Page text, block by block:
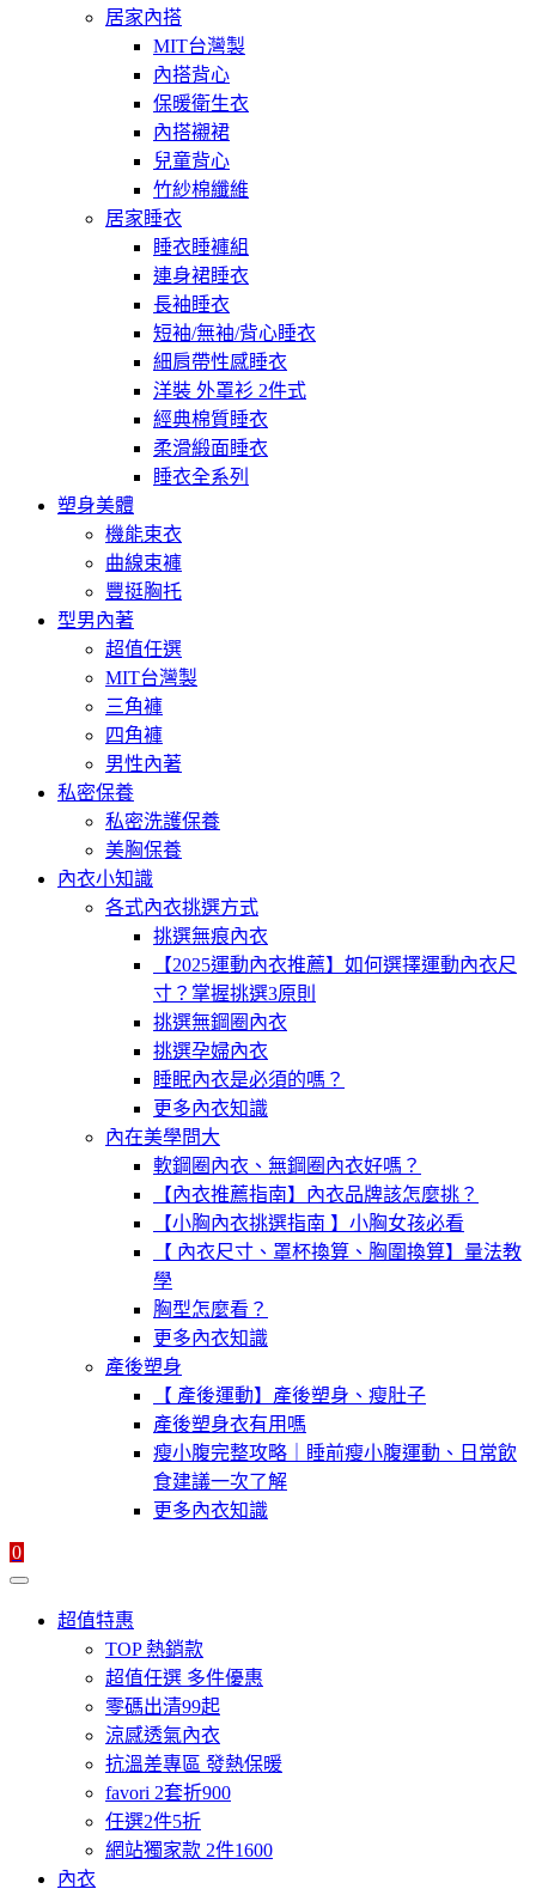
居家內搭
MIT台灣製
內搭背心
保暖衛生衣
內搭襯裙
兒童背心
竹紗棉纖維
居家睡衣
睡衣睡褲組
連身裙睡衣
長袖睡衣
短袖/無袖/背心睡衣
細肩帶性感睡衣
洋裝 外罩衫 2件式
經典棉質睡衣
柔滑緞面睡衣
睡衣全系列
塑身美體
機能束衣
曲線束褲
豐挺胸托
型男內著
超值任選
MIT台灣製
三角褲
四角褲
男性內著
私密保養
私密洗護保養
美胸保養
內衣小知識
各式內衣挑選方式
挑選無痕內衣
【2025運動內衣推薦】如何選擇運動內衣尺
寸？掌握挑選3原則
挑選無鋼圈內衣
挑選孕婦內衣
睡眠內衣是必須的嗎？
更多內衣知識
內在美學問大
軟鋼圈內衣、無鋼圈內衣好嗎？
【內衣推薦指南】內衣品牌該怎麼挑？
【小胸內衣挑選指南 】小胸女孩必看
【 內衣尺寸、罩杯換算、胸圍換算】量法教
學
胸型怎麼看？
更多內衣知識
產後塑身
【 產後運動】產後塑身、瘦肚子
產後塑身衣有用嗎
瘦小腹完整攻略｜睡前瘦小腹運動、日常飲
食建議一次了解
更多內衣知識
0
超值特惠
TOP 熱銷款
超值任選 多件優惠
零碼出清99起
涼感透氣內衣
抗溫差專區 發熱保暖
favori 2套折900
任選2件5折
網站獨家款 2件1600
內衣